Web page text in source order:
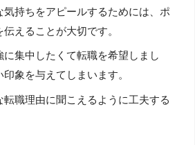
持ちをアピールするためには、ポ
えることが大切です。
に集中したくて転職を希望しまし
象を与えてしまいます。
職理由に聞こえるように工夫する